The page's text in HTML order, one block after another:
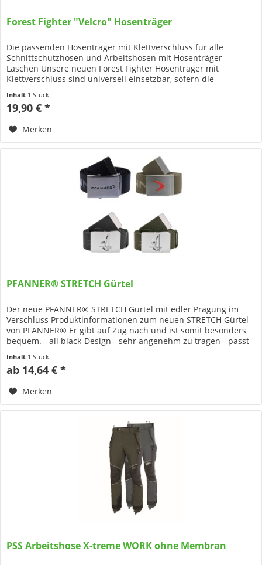
Forest Fighter "Velcro" Hosenträger
Die passenden Hosenträger mit Klettverschluss für alle
Schnittschutzhosen und Arbeitshosen mit Hosenträger-
Laschen Unsere neuen Forest Fighter Hosenträger mit
Klettverschluss sind universell einsetzbar, sofern die
Inhalt 1 Stück
19,90 € *
Merken
PFANNER® STRETCH Gürtel
Der neue PFANNER® STRETCH Gürtel mit edler Prägung im
Verschluss Produktinformationen zum neuen STRETCH Gürtel
von PFANNER® Er gibt auf Zug nach und ist somit besonders
bequem. - all black-Design - sehr angenehm zu tragen - passt
Inhalt 1 Stück
ab 14,64 € *
Merken
PSS Arbeitshose X-treme WORK ohne Membran